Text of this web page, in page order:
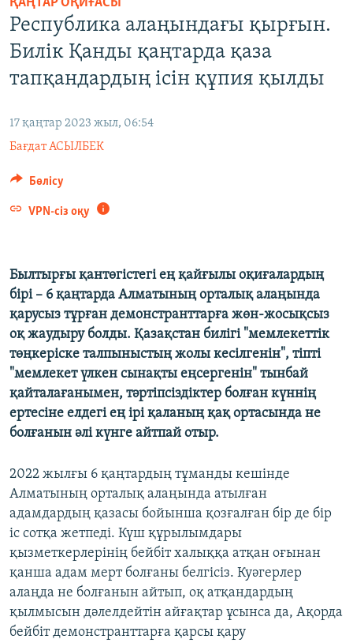
ЖАЗЫЛЫҢЫЗ
Басқа тілдерде
Республика алаңындағы қырғын.
Билік Қанды қаңтарда қаза
тапқандардың ісін құпия қылды
17 қаңтар 2023 жыл, 06:54
Бағдат АСЫЛБЕК
Бөлісу
VPN-сіз оқу
Былтырғы қантөгістегі ең қайғылы оқиғалардың
бірі – 6 қаңтарда Алматының орталық алаңында
қарусыз тұрған демонстранттарға жөн-жосықсыз
оқ жаудыру болды. Қазақстан билігі "мемлекеттік
төңкеріске талпыныстың жолы кесілгенін", тіпті
"мемлекет үлкен сынақты еңсергенін" тынбай
қайталағанымен, тәртіпсіздіктер болған күннің
ертесіне елдегі ең ірі қаланың қақ ортасында не
болғанын әлі күнге айтпай отыр.
2022 жылғы 6 қаңтардың тұманды кешінде
Алматының орталық алаңында атылған
адамдардың қазасы бойынша қозғалған бір де бір
іс сотқа жетпеді. Күш құрылымдары
қызметкерлерінің бейбіт халыққа атқан оғынан
қанша адам мерт болғаны белгісіз. Куәгерлер
алаңда не болғанын айтып, оқ атқандардың
қылмысын дәлелдейтін айғақтар ұсынса да, Ақорда
бейбіт демонстранттарға қарсы қару